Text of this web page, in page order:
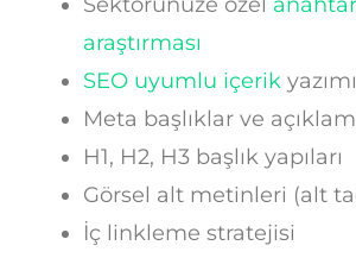
Sektörünüze özel
araştırması
SEO uyumlu içerik yazımı
Meta başlıklar ve
H1, H2, H3 başlık yapıları
Görsel alt metinleri (alt
İç linkleme stratejisi